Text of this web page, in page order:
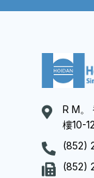
R M。
樓10-
(852)
(852)